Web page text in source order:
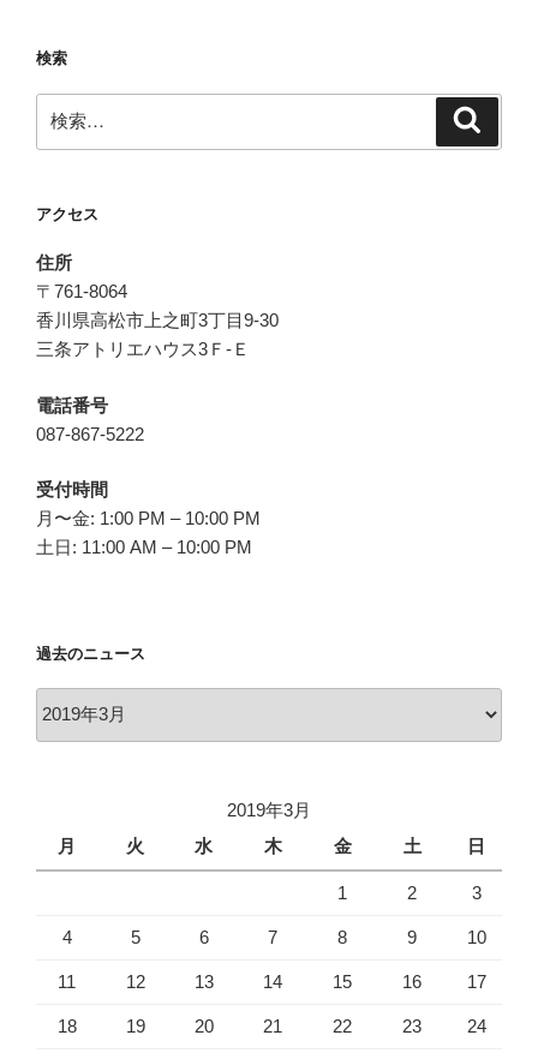
検索
索:
アクセス
住所
〒761-8064
香川県高松市上之町3丁目9-30
三条アトリエハウス3Ｆ-Ｅ
電話番号
087-867-5222
受付時間
月〜金: 1:00 PM – 10:00 PM
土日: 11:00 AM – 10:00 PM
過去のニュース
ス
2019年3月
月
火 水 木 金 土 日
1 2 3
4 5 6 7 8 9 10
11 12 13 14 15 16 17
18 19 20 21 22 23 24